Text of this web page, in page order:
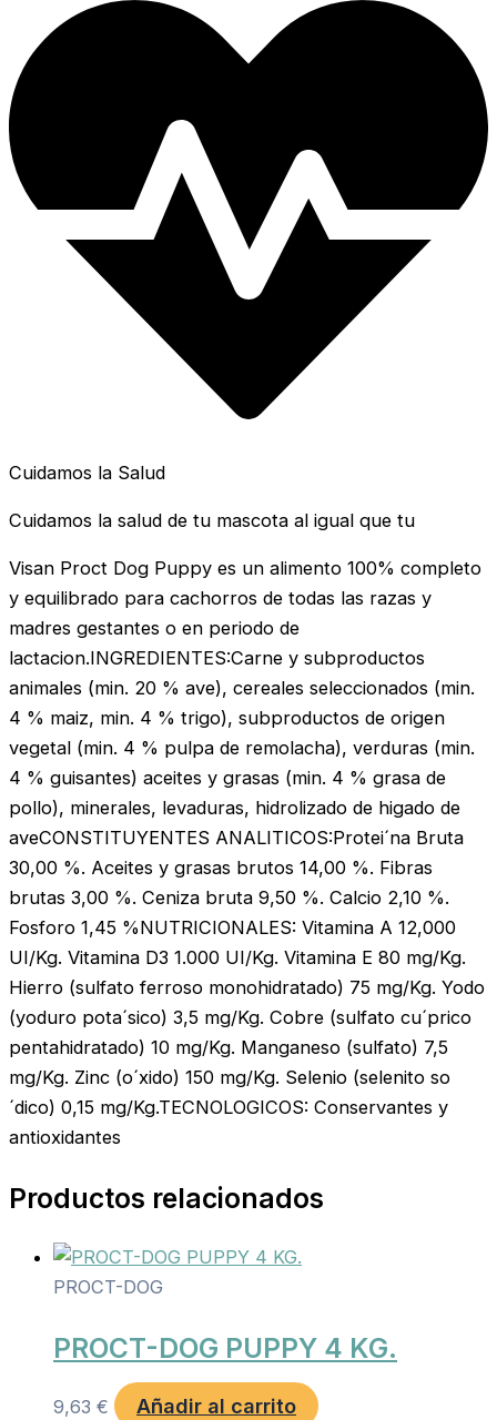
Cuidamos la Salud
Cuidamos la salud de tu mascota al igual que tu
Visan Proct Dog Puppy es un alimento 100% completo
y equilibrado para cachorros de todas las razas y
madres gestantes o en periodo de
lactacion.INGREDIENTES:Carne y subproductos
animales (min. 20 % ave), cereales seleccionados (min.
4 % maiz, min. 4 % trigo), subproductos de origen
vegetal (min. 4 % pulpa de remolacha), verduras (min.
4 % guisantes) aceites y grasas (min. 4 % grasa de
pollo), minerales, levaduras, hidrolizado de higado de
aveCONSTITUYENTES ANALITICOS:Protei´na Bruta
30,00 %. Aceites y grasas brutos 14,00 %. Fibras
brutas 3,00 %. Ceniza bruta 9,50 %. Calcio 2,10 %.
Fosforo 1,45 %NUTRICIONALES: Vitamina A 12,000
UI/Kg. Vitamina D3 1.000 UI/Kg. Vitamina E 80 mg/Kg.
Hierro (sulfato ferroso monohidratado) 75 mg/Kg. Yodo
(yoduro pota´sico) 3,5 mg/Kg. Cobre (sulfato cu´prico
pentahidratado) 10 mg/Kg. Manganeso (sulfato) 7,5
mg/Kg. Zinc (o´xido) 150 mg/Kg. Selenio (selenito so
´dico) 0,15 mg/Kg.TECNOLOGICOS: Conservantes y
antioxidantes
Productos relacionados
PROCT-DOG
PROCT-DOG PUPPY 4 KG.
9,63 € Añadir al carrito